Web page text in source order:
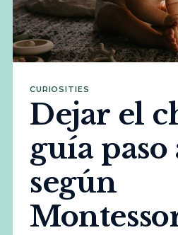
CURIOSITIES
Dejar el
guía paso
según